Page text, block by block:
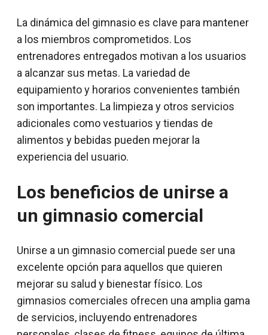
La dinámica del gimnasio es clave para mantener
a los miembros comprometidos. Los
entrenadores entregados motivan a los usuarios
a alcanzar sus metas. La variedad de
equipamiento y horarios convenientes también
son importantes. La limpieza y otros servicios
adicionales como vestuarios y tiendas de
alimentos y bebidas pueden mejorar la
experiencia del usuario.
Los beneficios de unirse a
un gimnasio comercial
Unirse a un gimnasio comercial puede ser una
excelente opción para aquellos que quieren
mejorar su salud y bienestar físico. Los
gimnasios comerciales ofrecen una amplia gama
de servicios, incluyendo entrenadores